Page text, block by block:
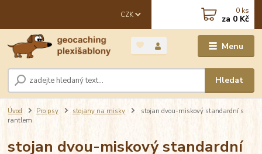
Menu
CZK
Hledat
0 ks
za 0 Kč
Úvod Pro psy stojany na misky
stojan dvou-miskový standardní s
rantlem
stojan dvou-miskový standardní